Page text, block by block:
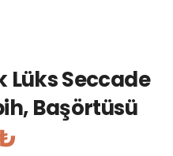
Lüks Seccade
Başörtüsü